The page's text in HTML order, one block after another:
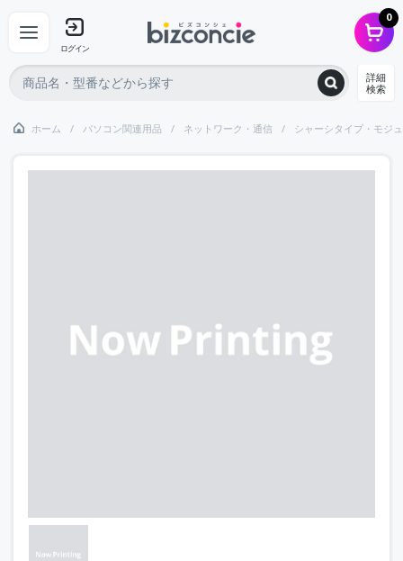
ログイン
0
詳細
検索
ホーム パソコン関連用品 ネットワーク・通信 シャーシタイプ・モジ